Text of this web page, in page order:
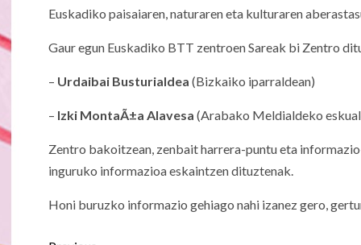
Euskadiko paisaiaren, naturaren eta kulturaren
Gaur egun Euskadiko BTT zentroen Sareak bi Zentro
– Urdaibai Busturialdea (Bizkaiko iparraldean)
– Izki MontaÃ±a Alavesa (Arabako Meldialdeko
Zentro bakoitzean, zenbait harrera-puntu eta
inguruko informazioa eskaintzen dituztenak.
Honi buruzko informazio gehiago nahi izanez gero,